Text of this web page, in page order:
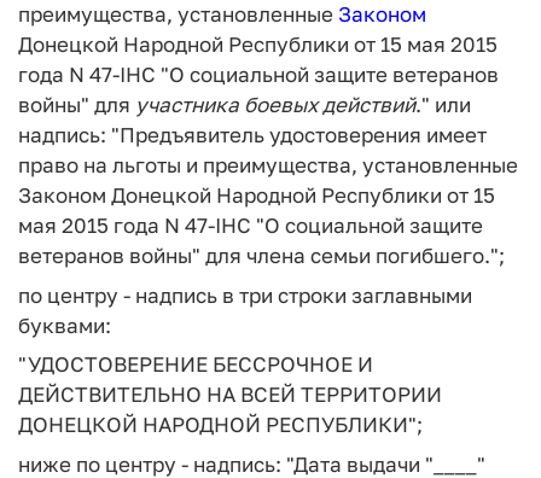
преимущества, установленные Законом
Донецкой Народной Республики от 15 мая 2015
года N 47-IHC "О социальной защите ветеранов
войны" для участника боевыхдействий." или
надпись: "Предъявитель удостоверения имеет
право на льготы и преимущества, установленные
Законом Донецкой Народной Республики от 15
мая 2015 года N 47-IHC "О социальной защите
ветеранов войны" для члена семьи погибшего.";
по центру - надпись в три строки заглавными
буквами:
"УДОСТОВЕРЕНИЕ БЕССРОЧНОЕ И
ДЕЙСТВИТЕЛЬНО НА ВСЕЙ ТЕРРИТОРИИ
ДОНЕЦКОЙ НАРОДНОЙ РЕСПУБЛИКИ";
ниже по центру - надпись: "Дата выдачи "____"